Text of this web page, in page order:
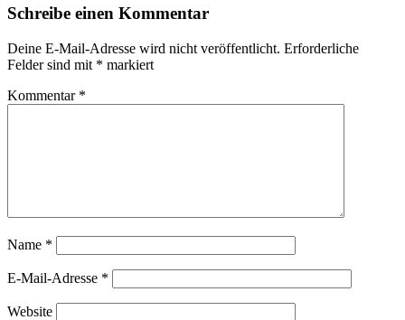
Schreibe einen Kommentar
Deine E-Mail-Adresse wird nicht veröffentlicht. Erforderliche
Felder sind mit * markiert
Kommentar *
Name *
E-Mail-Adresse *
Website